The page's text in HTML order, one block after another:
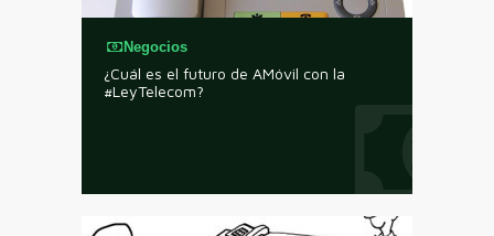
Negocios
¿Cuál es el futuro de AMóvil con la
#LeyTelecom?